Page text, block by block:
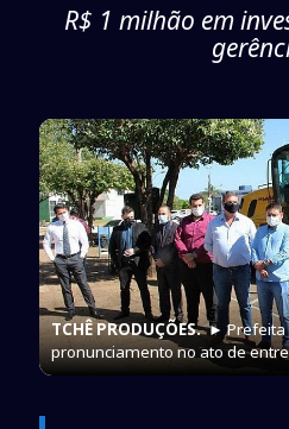
R$ 1 milhão em
TCHÊ PRODUÇÕES.► Prefeita
pronunciamento no ato de